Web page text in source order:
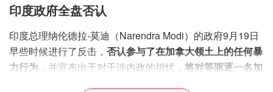
印度政府全盘否认
印度总理纳伦德拉-莫迪（Narendra Modi）的政府9月19日
早些时候进行了反击， 否认参与了在加拿大领土上的任何暴
力行为 ，并宣布出于对干涉内政的担忧， 将对等驱逐一名加